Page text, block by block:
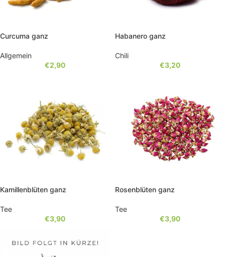
Curcuma ganz
Allgemein
€2,90
Habanero ganz
Chili
€3,20
Kamillenblüten ganz
Tee
€3,90
Rosenblüten ganz
Tee
€3,90